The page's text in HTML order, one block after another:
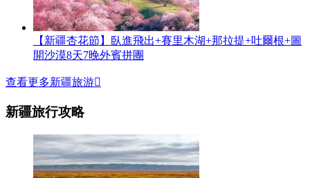
【新疆杏花節】臥進飛出+賽里木湖+那拉提+吐爾根+圖
開沙漠8天7晚外賓拼團
查看更多新疆旅游
新疆旅行攻略